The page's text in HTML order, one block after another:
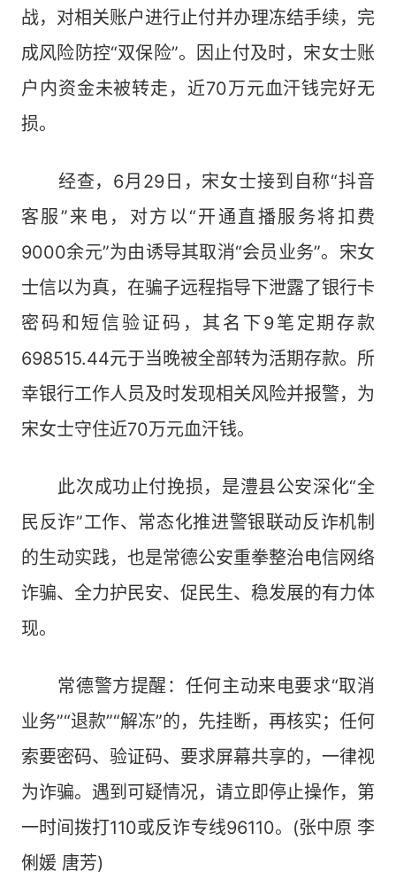
战，对相关账户进行止付并办理冻结手续，完
成风险防控“双保险”。因止付及时，宋女士账
户内资金未被转走，近70万元血汗钱完好无
损。
经查，6月29日，宋女士接到自称“抖音
客服”来电，对方以“开通直播服务将扣费
9000余元”为由诱导其取消“会员业务”。宋女
士信以为真，在骗子远程指导下泄露了银行卡
密码和短信验证码，其名下9笔定期存款
698515.44元于当晚被全部转为活期存款。所
幸银行工作人员及时发现相关风险并报警，为
宋女士守住近70万元血汗钱。
此次成功止付挽损，是澧县公安深化“全
民反诈”工作、常态化推进警银联动反诈机制
的生动实践，也是常德公安重拳整治电信网络
诈骗、全力护民安、促民生、稳发展的有力体
现。
常德警方提醒：任何主动来电要求“取消
业务”“退款”“解冻”的，先挂断，再核实；任何
索要密码、验证码、要求屏幕共享的，一律视
为诈骗。遇到可疑情况，请立即停止操作，第
一时间拨打110或反诈专线96110。(张中原 李
俐媛 唐芳)